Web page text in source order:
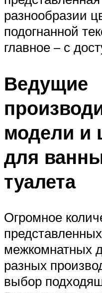
разнообразии
подогнанной
главное – с
Ведущие
модели и
для
туалета
Огромное
межкомнатных
разных
выбор